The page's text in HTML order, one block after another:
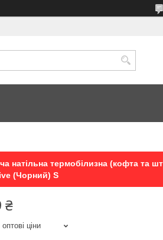
натільна термобілизна (кофта та
(Чорний) S
₴
ціни